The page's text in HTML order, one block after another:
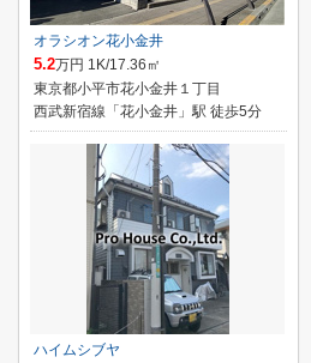
オラシオン花小金井
5.2万円 1K/17.36㎡
東京都小平市花小金井１丁目
西武新宿線「花小金井」駅 徒歩5分
ハイムシブヤ